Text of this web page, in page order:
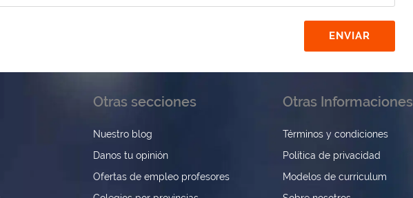
Otras secciones
Nuestro blog
Danos tu opinión
Ofertas de empleo profesores
Otras Informaciones
Términos y condiciones
Política de privacidad
Modelos de curriculum